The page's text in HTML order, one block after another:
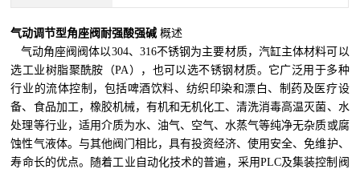
气动调节型角座阀 耐强酸强碱概述
气动角座阀阀体以304、316不锈钢为主要材质，汽缸主体材料可以
选工业树脂聚酰胺（PA），也可以选不锈钢材质。它广泛用于多种
行业的流体控制，包括啤酒饮料、纺织印染和漂白、制药及医疗设
备、食品加工，橡胶机械，有机和无机化工、清洗消毒高温灭菌、水
处理等行业，适用介质为水、油气、空气、水蒸气等纯净无杂质或腐
蚀性气液体。与其他阀门相比，具有投资经济、使用安全、免维护、
寿命长的优点。随着工业自动化技术的普遍，采用PLC及集装控制阀